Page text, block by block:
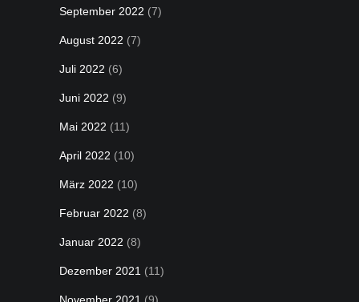
September 2022 (7)
August 2022 (7)
Juli 2022 (6)
Juni 2022 (9)
Mai 2022 (11)
April 2022 (10)
März 2022 (10)
Februar 2022 (8)
Januar 2022 (8)
Dezember 2021 (11)